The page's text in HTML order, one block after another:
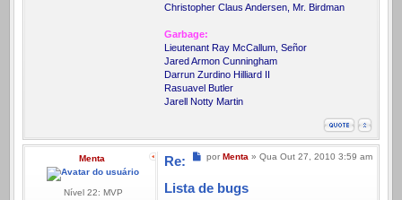
Christopher Claus Andersen, Mr. Birdman
Garbage:
Lieutenant Ray McCallum, Señor
Jared Armon Cunningham
Darrun Zurdino Hilliard II
Rasuavel Butler
Jarell Notty Martin
Menta
Nível 22: MVP
Mensagem
por Menta » Qua Out 27, 2010 3:59 am
Re:
Lista de bugs